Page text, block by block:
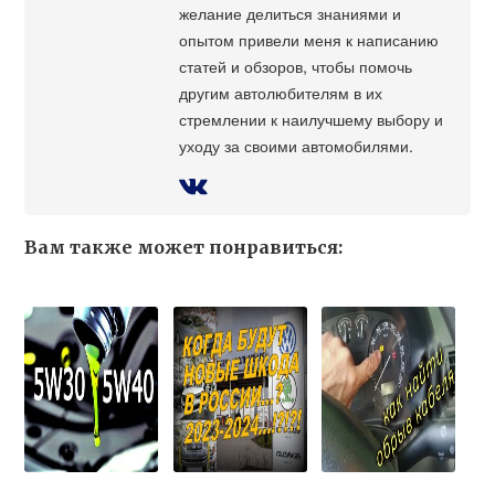
желание делиться знаниями и
опытом привели меня к написанию
статей и обзоров, чтобы помочь
другим автолюбителям в их
стремлении к наилучшему выбору и
уходу за своими автомобилями.
Вам также может понравиться: